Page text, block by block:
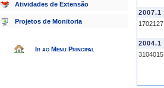
Atividades de Extensão
Projetos de Monitoria
Ir ao Menu Principal
2007.1
1702127
2004.1
3104015